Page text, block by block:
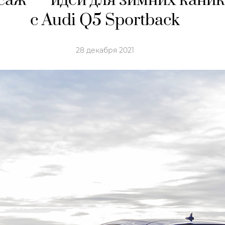
с Audi Q5 Sportback
28 декабря 2021